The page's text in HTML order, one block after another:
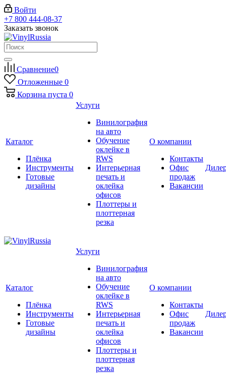
Войти
+7 800 444-08-37
Заказать звонок
Сравнение0
Отложенные 0
Корзина пуста 0
Каталог
Плёнка
Инструменты
Готовые
дизайны
Услуги
Винилография
на авто
Обучение
оклейке в
RWS
Интерьерная
печать и
оклейка
офисов
Плоттеры и
плоттерная
резка
О компании
Контакты
Офис
продаж
Вакансии
Каталог
Плёнка
Инструменты
Готовые
дизайны
Услуги
Винилография
на авто
Обучение
оклейке в
RWS
Интерьерная
печать и
оклейка
офисов
Плоттеры и
плоттерная
резка
О компании
Контакты
Офис
продаж
Вакансии